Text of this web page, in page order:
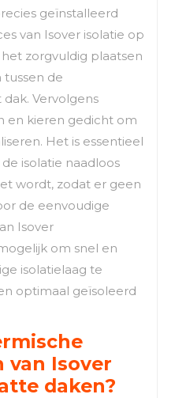
geïnstalleerd
van Isover isolatie op
zorgvuldig plaatsen
tussen de
Vervolgens
en kieren gedicht om
Het is essentieel
isolatie naadloos
wordt, zodat er geen
de eenvoudige
Isover
om snel en
isolatielaag te
optimaal geïsoleerd
van Isover
daken?